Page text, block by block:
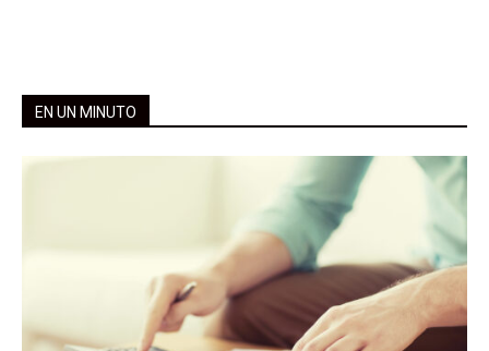
EN UN MINUTO